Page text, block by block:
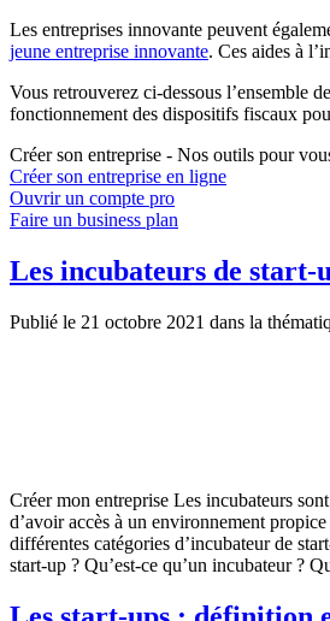
Les entreprises innovante peuvent
jeune entreprise innovante. Ces aides à
Vous retrouverez ci-dessous l’ensemble
fonctionnement des dispositifs fiscaux
Créer son entreprise - Nos outils pour
Créer son entreprise en ligne
Ouvrir un compte pro
Faire un business plan
Les incubateurs de start-
Publié le 21 octobre 2021 dans la
Créer mon entreprise Les incubateurs
d’avoir accès à un environnement
différentes catégories d’incubateur de
start-up ? Qu’est-ce qu’un incubateur ?